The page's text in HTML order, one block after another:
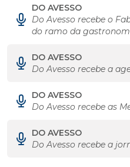
DO AVESSO
Do Avesso recebe o
do ramo da
DO AVESSO
Do Avesso recebe a
DO AVESSO
Do Avesso recebe as
DO AVESSO
Do Avesso recebe a